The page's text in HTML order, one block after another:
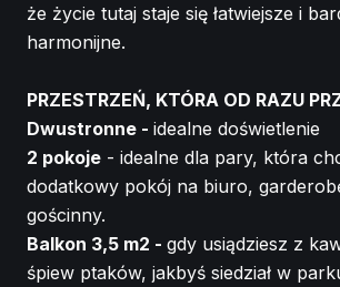
że życie tutaj staje się łatwiejsze i
harmonijne.
PRZESTRZEŃ, KTÓRA OD RAZU
Dwustronne - idealne doświetlenie
2 pokoje - idealne dla pary, która
dodatkowy pokój na biuro,
gościnny.
Balkon 3,5 m2 - gdy usiądziesz z
śpiew ptaków, jakbyś siedział w